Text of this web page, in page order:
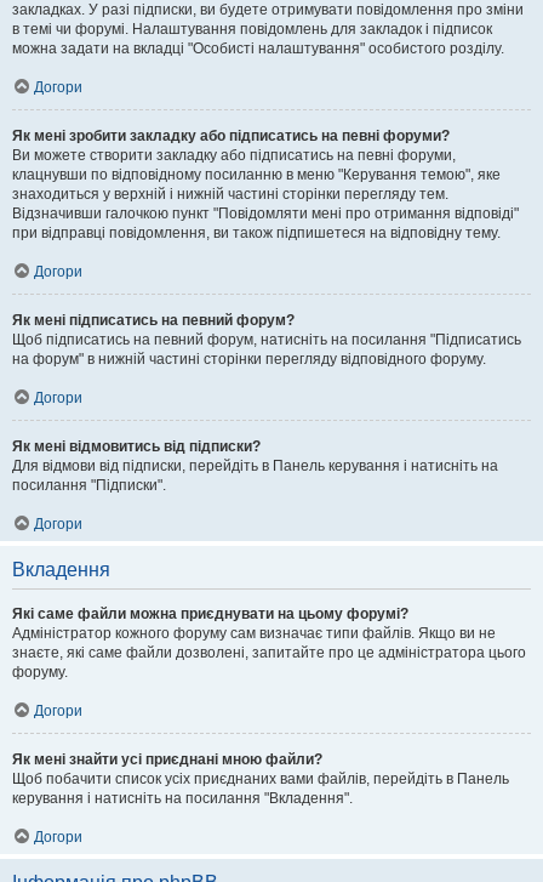
закладках. У разі підписки, ви будете отримувати повідомлення про зміни
в темі чи форумі. Налаштування повідомлень для закладок і підписок
можна задати на вкладці "Особисті налаштування" особистого розділу.
Догори
Як мені зробити закладку або підписатись на певні форуми?
Ви можете створити закладку або підписатись на певні форуми,
клацнувши по відповідному посиланню в меню "Керування темою", яке
знаходиться у верхній і нижній частині сторінки перегляду тем.
Відзначивши галочкою пункт "Повідомляти мені про отримання відповіді"
при відправці повідомлення, ви також підпишетеся на відповідну тему.
Догори
Як мені підписатись на певний форум?
Щоб підписатись на певний форум, натисніть на посилання "Підписатись
на форум" в нижній частині сторінки перегляду відповідного форуму.
Догори
Як мені відмовитись від підписки?
Для відмови від підписки, перейдіть в Панель керування і натисніть на
посилання "Підписки".
Догори
Вкладення
Які саме файли можна приєднувати на цьому форумі?
Адміністратор кожного форуму сам визначає типи файлів. Якщо ви не
знаєте, які саме файли дозволені, запитайте про це адміністратора цього
форуму.
Догори
Як мені знайти усі приєднані мною файли?
Щоб побачити список усіх приєднаних вами файлів, перейдіть в Панель
керування і натисніть на посилання "Вкладення".
Догори